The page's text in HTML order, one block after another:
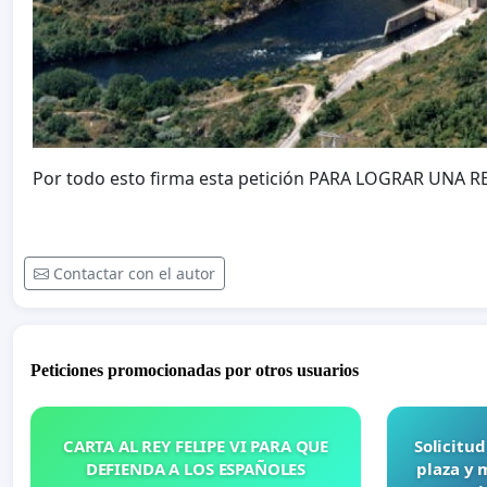
Por todo esto firma esta petición PARA LOGRAR UNA
Contactar con el autor
Peticiones promocionadas por otros usuarios
CARTA AL REY FELIPE VI PARA QUE
DEFIENDA A LOS ESPAÑOLES
plaza y